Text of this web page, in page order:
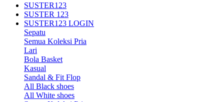
SUSTER123
SUSTER 123
SUSTER123 LOGIN
Sepatu
Semua Koleksi Pria
Lari
Bola Basket
Kasual
Sandal & Fit Flop
All Black shoes
All White shoes